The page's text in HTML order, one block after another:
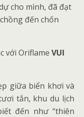
cho mình, đã đạt
đến chốn
với Oriflame VUI
giữa biển khơi và
tắn, khu du lịch
đến như “thiên